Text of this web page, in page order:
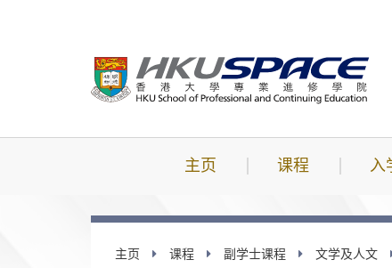
主页 课程 入
主页 课程 副学士课程 文学及人文